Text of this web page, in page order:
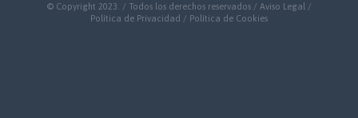
© Copyright 2023. / Todos los derechos reservados / Aviso Legal
/
Política de Privacidad / Política de Cookies